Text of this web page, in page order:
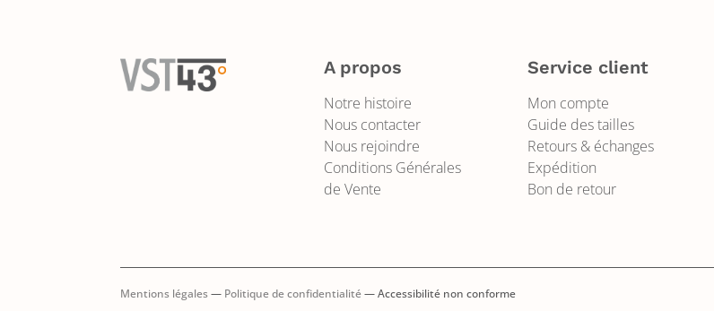
A propos
Notre histoire
Nous contacter
Nous rejoindre
Conditions Générales
de Vente
Service client
Mon compte
Guide des tailles
Retours & échanges
Expédition
Bon de retour
Mentions légales— Politique de confidentialité— Accessibilité non conforme